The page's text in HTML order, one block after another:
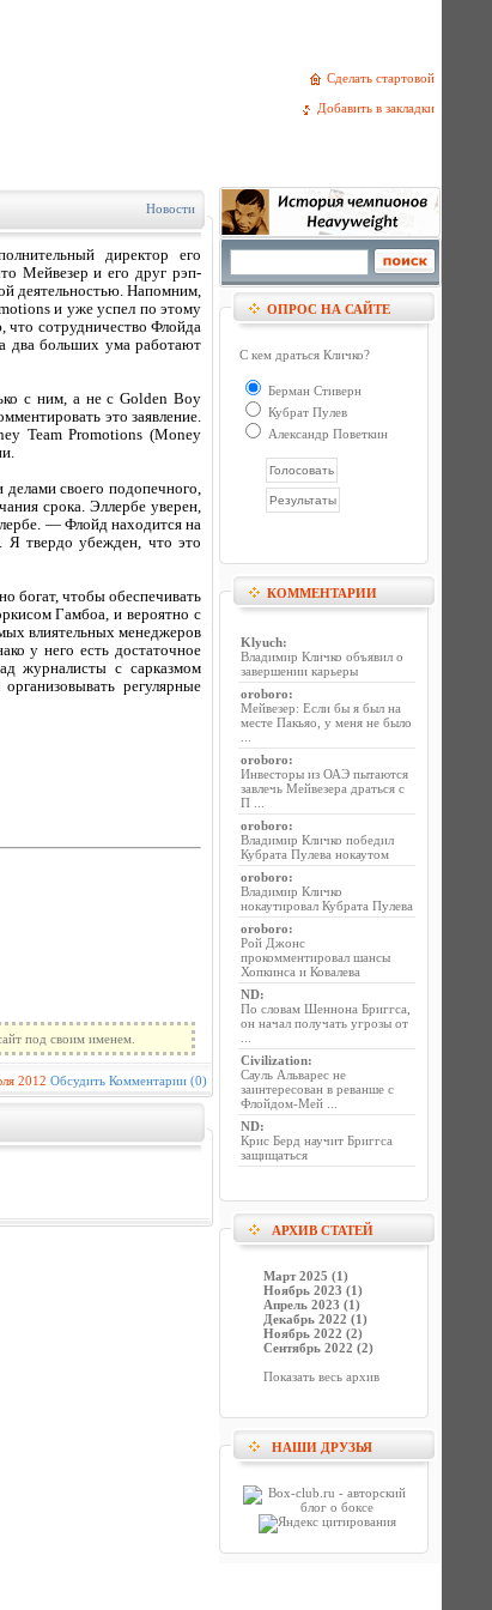
Сделать стартовой
Добавить в закладки
Новости
директор его
Мейвезер и его друг рэп-
деятельностью. Напомним,
и уже успел по этому
сотрудничество Флойда
два больших ума работают
с ним, а не с Golden Boy
это заявление.
Team Promotions (Money
своего подопечного,
срока. Эллербе уверен,
— Флойд находится на
Я твердо убежден, что это
богат, чтобы обеспечивать
Гамбоа, и вероятно с
влиятельных менеджеров
у него есть достаточное
журналисты с сарказмом
регулярные
под своим именем.
2012 Обсудить Комментарии (0)
ОПРОС НА САЙТЕ
С кем драться Кличко?
Берман Стиверн
Кубрат Пулев
Александр Поветкин
КОММЕНТАРИИ
Klyuch:
Владимир Кличко объявил о
завершении карьеры
oroboro:
Мейвезер: Если бы я был на
месте Пакьяо, у меня не было
oroboro:
Инвесторы из ОАЭ пытаются
завлечь Мейвезера драться с
П ...
oroboro:
Владимир Кличко победил
Кубрата Пулева нокаутом
oroboro:
Владимир Кличко
нокаутировал Кубрата Пулева
oroboro:
Рой Джонс
прокомментировал шансы
Хопкинса и Ковалева
ND:
По словам Шеннона Бриггса,
он начал получать угрозы от
Civilization:
Сауль Альварес не
заинтересован в реванше с
Флойдом-Мей ...
ND:
Крис Берд научит Бриггса
защищаться
АРХИВ СТАТЕЙ
Март 2025 (1)
Ноябрь 2023 (1)
Апрель 2023 (1)
Декабрь 2022 (1)
Ноябрь 2022 (2)
Сентябрь 2022 (2)
Показать весь архив
НАШИ ДРУЗЬЯ